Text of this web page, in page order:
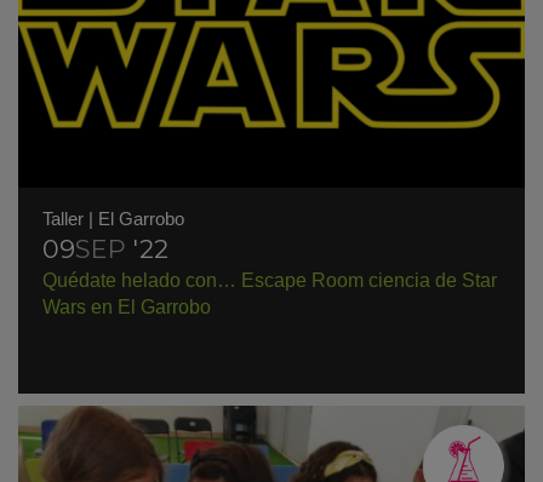
Taller | El Garrobo
09SEP '22
Quédate helado con… Escape Room ciencia de Star
Wars en El Garrobo